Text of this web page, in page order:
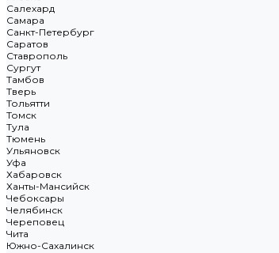
Салехард
Самара
Санкт-Петербург
Саратов
Ставрополь
Сургут
Тамбов
Тверь
Тольятти
Томск
Тула
Тюмень
Ульяновск
Уфа
Хабаровск
Ханты-Мансийск
Чебоксары
Челябинск
Череповец
Чита
Южно-Сахалинск